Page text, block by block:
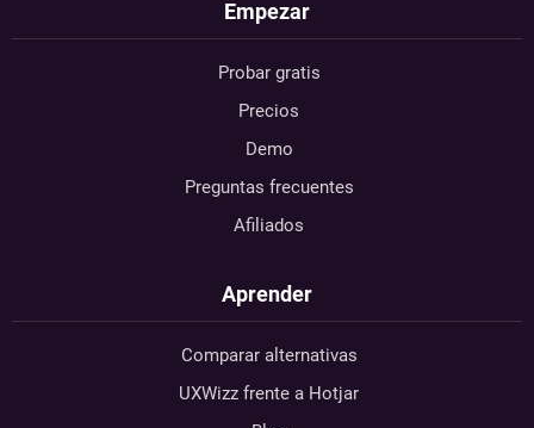
Empezar
Probar gratis
Precios
Demo
Preguntas frecuentes
Afiliados
Aprender
Comparar alternativas
UXWizz frente a Hotjar